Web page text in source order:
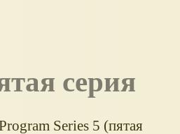
серия
Series 5 (пятая